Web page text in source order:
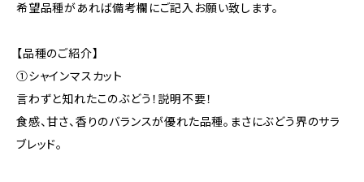
希望品種があれば備考欄にご記入お願い致します。
【品種のご紹介】
①シャインマスカット
言わずと知れたこのぶどう！説明不要！
食感、甘さ、香りのバランスが優れた品種。まさにぶどう界のサラ
ブレッド。